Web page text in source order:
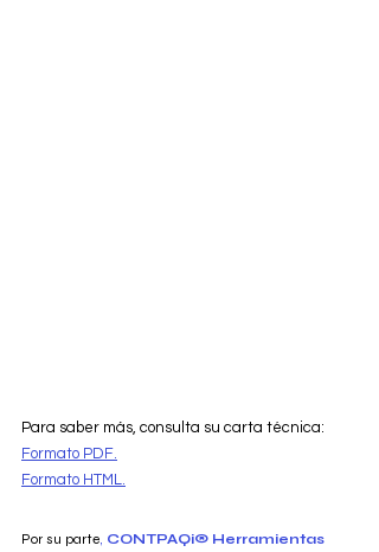
Para saber más, consulta su carta técnica:
Formato PDF.
Formato HTML.
Por su parte, CONTPAQi® Herramientas